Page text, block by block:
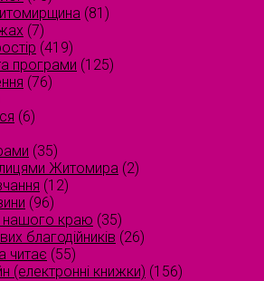
(81)
(7)
(419)
програми (125)
(76)
(6)
(35)
Житомира (2)
(12)
(96)
нашого краю (35)
благодійників (26)
читає (55)
(електронні книжки) (156)